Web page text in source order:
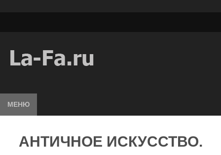
МЕНЮ
АНТИЧНОЕ ИСКУССТВО.